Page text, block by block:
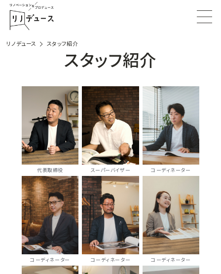
リノデュース スタッフ紹介
スタッフ紹介
代表取締役 スーパーバイザー コーディネーター
コーディネーター コーディネーター コーディネーター